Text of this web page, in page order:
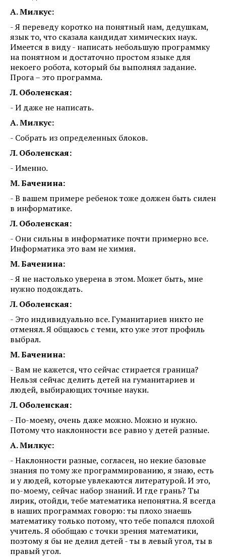
А. Милкус:
- Я переведу коротко на понятный нам, дедушкам,
язык то, что сказала кандидат химических наук.
Имеется в виду - написать небольшую программку
на понятном и достаточно простом языке для
некоего робота, который бы выполнял задание.
Прога – это программа.
Л. Оболенская:
- И даже не написать.
А. Милкус:
- Собрать из определенных блоков.
Л. Оболенская:
- Именно.
М. Баченина:
- В вашем примере ребенок тоже должен быть силен
в информатике.
Л. Оболенская:
- Они сильны в информатике почти примерно все.
Информатика это вам не химия.
М. Баченина:
- Я не настолько уверена в этом. Может быть, мне
нужно подождать.
Л. Оболенская:
- Это индивидуально все. Гуманитариев никто не
отменял. Я общаюсь с теми, кто уже этот профиль
выбрал.
М. Баченина:
- Вам не кажется, что сейчас стирается граница?
Нельзя сейчас делить детей на гуманитариев и
людей, выбирающих точные науки.
Л. Оболенская:
- По-моему, очень даже можно. Можно и нужно.
Потому что наклонности все равно у детей разные.
А. Милкус:
- Наклонности разные, согласен, но некие базовые
знания по тому же программированию, я знаю, есть
и у людей, которые увлекаются литературой. И это,
по-моему, сейчас набор знаний. И где грань? Ты
лирик, отойди, тебе математика непонятна. Я всегда
в наших программах говорю: ты плохо знаешь
математику только потому, что тебе попался плохой
учитель. Я обобщаю с точки зрения математики,
поэтому я бы не делил детей - ты в левый угол, ты в
правый угол.